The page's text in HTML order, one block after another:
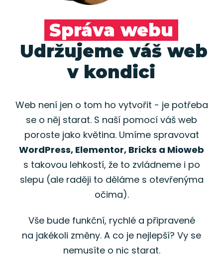
Správa webu
Udržujeme váš web
v kondici
Web není jen o tom ho vytvořit - je potřeba
se o něj starat. S naší pomocí váš web
poroste jako květina. Umíme spravovat
WordPress, Elementor, Bricks a Mioweb
s takovou lehkostí, že to zvládneme i po
slepu (ale raději to děláme s otevřenýma
očima).
Vše bude funkční, rychlé a připravené
na jakékoli změny. A co je nejlepší? Vy se
nemusíte o nic starat.